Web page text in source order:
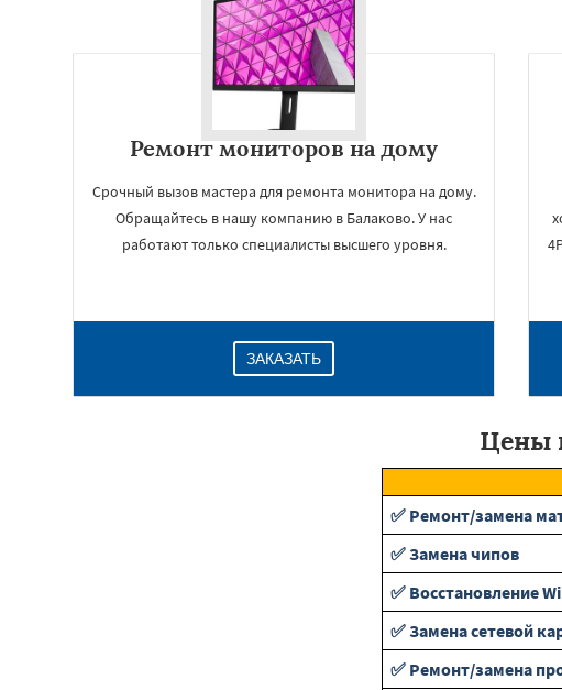
Ремонт мониторов на дому
Срочный вызов мастера для ремонта монитора на дому.
Обращайтесь в нашу компанию в Балаково. У нас
работают только специалисты высшего уровня.
ЗАКАЗАТЬ
Цены
✅ Ремонт/замена
✅ Замена чипов
✅ Восстановление
✅ Замена сетевой
✅ Ремонт/замена